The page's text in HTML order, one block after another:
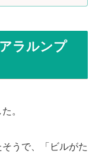
ラルンプ
。
うで、「ビルがた